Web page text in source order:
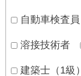
自動車検査員
溶接技術者
建築士（1級）